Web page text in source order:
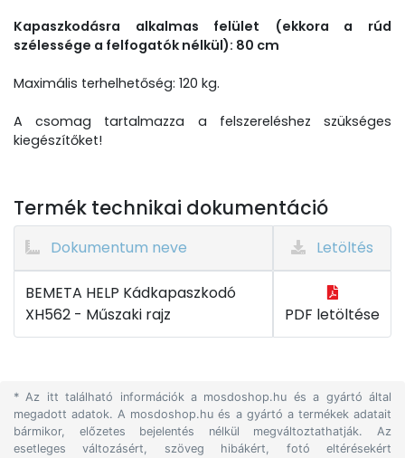
Kapaszkodásra alkalmas felület (ekkora a rúd
szélessége a felfogatók nélkül): 80 cm
Maximális terhelhetőség: 120 kg.
A csomag tartalmazza a felszereléshez szükséges
kiegészítőket!
Termék technikai dokumentáció
Dokumentum neve Letöltés
BEMETA HELP Kádkapaszkodó
XH562 - Műszaki rajz
PDF letöltése
* Az itt található információk a mosdoshop.hu és a gyártó által
megadott adatok. A mosdoshop.hu és a gyártó a termékek adatait
bármikor, előzetes bejelentés nélkül megváltoztathatják. Az
esetleges változásért, szöveg hibákért, fotó eltérésekért